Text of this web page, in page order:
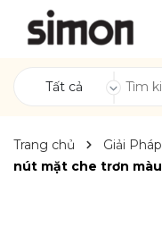
Tất cả
Trang chủ Giải
nút mặt che trơn